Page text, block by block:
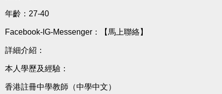
年齡：27-40
Facebook-IG-Messenger： 【馬上聯絡】
詳細介紹：
本人學歷及經驗：
香港註冊中學教師（中學中文）